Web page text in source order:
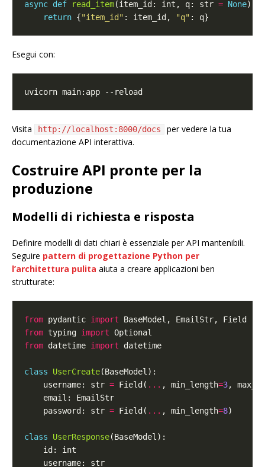
async def read_item(item_id: int, q: str = None
return {"item_id" : item_id, "q"
Esegui con:
Visita http://localhost:8000/docs
per vedere la tua
documentazione API interattiva.
Costruire API pronte per la
produzione
Modelli di richiesta e risposta
Definire modelli di dati chiari è essenziale per API mantenibili.
Seguire pattern di progettazione Python per
l’architettura pulita aiuta a creare applicazioni ben
strutturate:
from pydantic import
from typing import
from datetime import
class UserCreate
    username: str
= Field( ... , min_length=3,
    password: str
= Field( ... , min_length=8
class UserResponse